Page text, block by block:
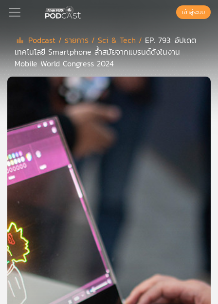
Podcast
แนะนำ
เพล
ย์
สต์
คุณ
เพลง
บทความ
เข้าสู่ระบบ
Podcast / รายการ / Sci & Tech / EP. 793: อัปเดต
เทคโนโลยี Smartphone ล้ำสมัยจากแบรนด์ดังในงาน
Mobile World Congress 2024